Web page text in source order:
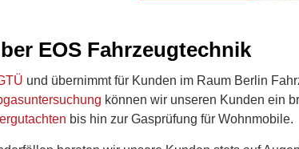
EOS Fahrzeugtechnik
und übernimmt für Kunden im Raum Berlin
können wir unseren Kunden ein
bis hin zur Gasprüfung für Wohnmobile.